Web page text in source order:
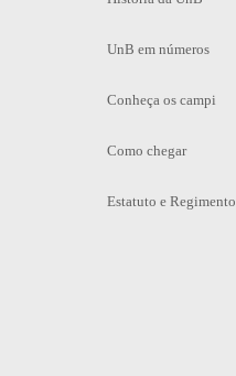
UnB em números
Conheça os campi
Como chegar
Estatuto e Regimento